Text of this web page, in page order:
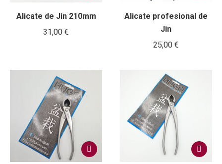
Alicate de Jin 210mm
31,00 €
Alicate profesional de
Jin
25,00 €